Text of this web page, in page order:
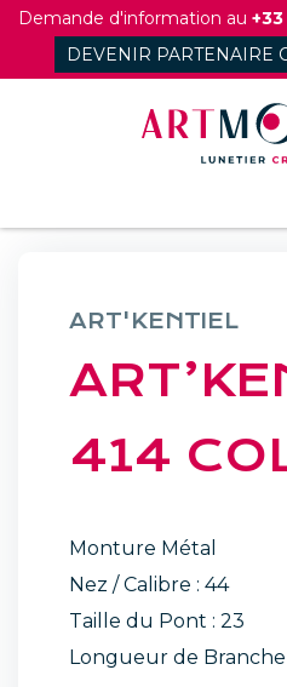
Skip
content
Demande d'information au
DEVENIR PARTENAIRE
ART'KENTIEL
414
Monture Métal
Nez / Calibre : 44
Taille du Pont : 23
Longueur de Branche